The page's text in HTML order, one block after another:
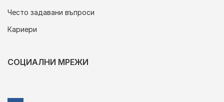
Често задавани въпроси
Кариери
СОЦИАЛНИ МРЕЖИ